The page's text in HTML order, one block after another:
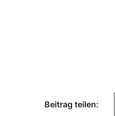
Beitrag teilen: